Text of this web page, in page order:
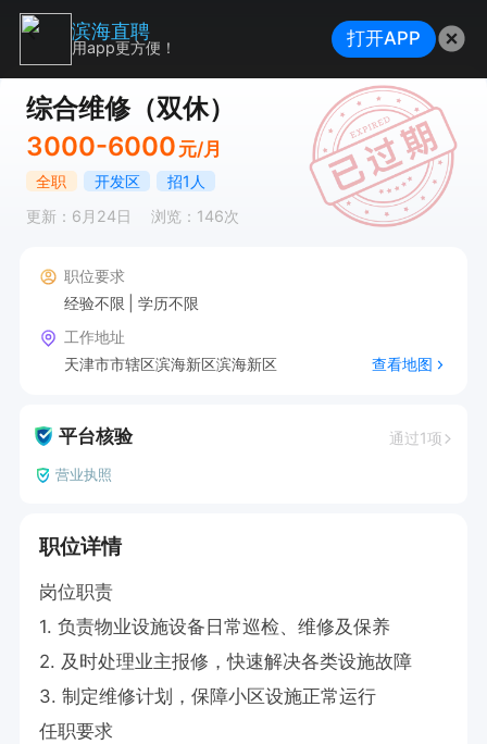
综合维修（双休）
3000-6000 元/月
全职 开发区
招1人
更新：6月24日
浏览：146次
职位要求
经验不限
学历不限
工作地址
天津市市辖区滨海新区滨海新区
查看地图
平台核验 通过1项
营业执照
职位详情
岗位职责
1. 负责物业设施设备日常巡检、维修及保养
2. 及时处理业主报修，快速解决各类设施故障
3. 制定维修计划，保障小区设施正常运行
任职要求
滨海直聘
用app更方便！ 打开APP